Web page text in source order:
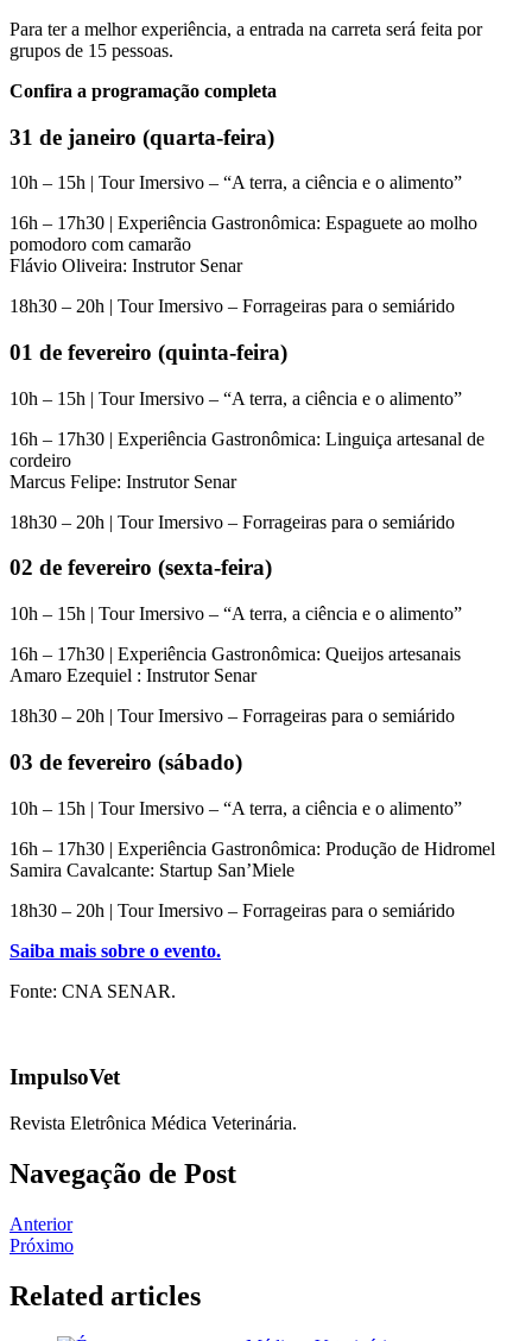
Para ter a melhor experiência, a entrada na carreta será feita por
grupos de 15 pessoas.
Confira a programação completa
31 de janeiro (quarta-feira)
10h – 15h | Tour Imersivo – “A terra, a ciência e o alimento”
16h – 17h30 | Experiência Gastronômica: Espaguete ao molho
pomodoro com camarão
Flávio Oliveira: Instrutor Senar
18h30 – 20h | Tour Imersivo – Forrageiras para o semiárido
01 de fevereiro (quinta-feira)
10h – 15h | Tour Imersivo – “A terra, a ciência e o alimento”
16h – 17h30 | Experiência Gastronômica: Linguiça artesanal de
cordeiro
Marcus Felipe: Instrutor Senar
18h30 – 20h | Tour Imersivo – Forrageiras para o semiárido
02 de fevereiro (sexta-feira)
10h – 15h | Tour Imersivo – “A terra, a ciência e o alimento”
16h – 17h30 | Experiência Gastronômica: Queijos artesanais
Amaro Ezequiel : Instrutor Senar
18h30 – 20h | Tour Imersivo – Forrageiras para o semiárido
03 de fevereiro (sábado)
10h – 15h | Tour Imersivo – “A terra, a ciência e o alimento”
16h – 17h30 | Experiência Gastronômica: Produção de Hidromel
Samira Cavalcante: Startup San’Miele
18h30 – 20h | Tour Imersivo – Forrageiras para o semiárido
Saiba mais sobre o evento.
Fonte: CNA SENAR.
ImpulsoVet
Revista Eletrônica Médica Veterinária.
Navegação de Post
Anterior
Próximo
Related articles